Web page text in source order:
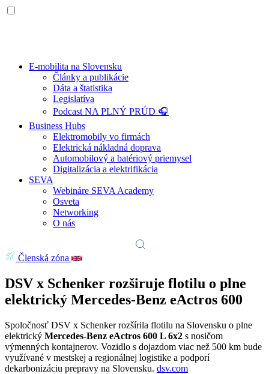
E-mobilita na Slovensku
Články a publikácie
Dáta a štatistika
Legislatíva
Podcast NA PLNÝ PRÚD 🎧
Business Hubs
Elektromobily vo firmách
Elektrická nákladná doprava
Automobilový a batériový priemysel
Digitalizácia a elektrifikácia
SEVA
Webináre SEVA Academy
Osveta
Networking
O nás
Členská zóna
DSV x Schenker rozširuje flotilu o plne
elektrický Mercedes-Benz eActros 600
Spoločnosť DSV x Schenker rozšírila flotilu na Slovensku o plne
elektrický Mercedes-Benz eActros 600 L 6x2 s nosičom
výmenných kontajnerov. Vozidlo s dojazdom viac než 500 km bude
využívané v mestskej a regionálnej logistike a podporí
dekarbonizáciu prepravy na Slovensku. dsv.com